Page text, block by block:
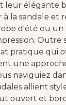
élégante
la sandale et
d'été ou
pratique qui
une
naviguiez
allient
ouvert et